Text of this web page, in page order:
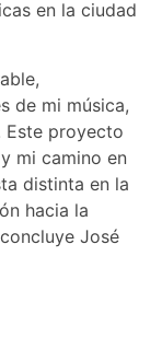
en la ciudad
de mi música,
Este proyecto
mi camino en
distinta en la
hacia la
José